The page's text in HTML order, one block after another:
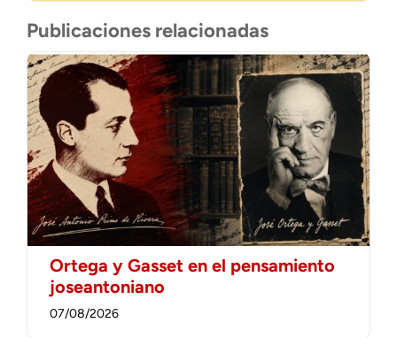
Publicaciones relacionadas
Ortega y Gasset en el pensamiento
joseantoniano
07/08/2026